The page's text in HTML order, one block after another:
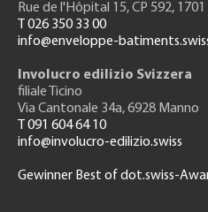
Rue de l'Hôpital 15, CP 592,
T 026 350 33 00
info@enveloppe-
Involucro edilizio Svizzera
filiale Ticino
Via Cantonale 34a, 6928 Manno
T 091 604 64 10
info@involucro-edilizio.swiss
Gewinner Best of dot.swiss-